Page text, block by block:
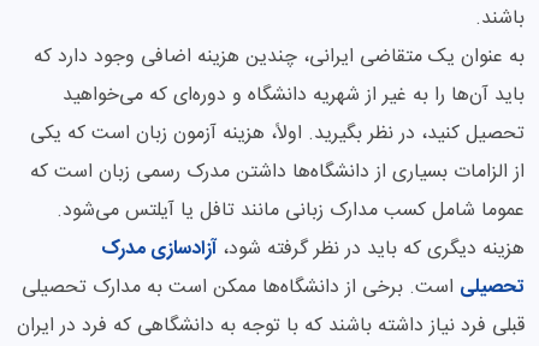
باشند.
به عنوان یک متقاضی ایرانی، چندین هزینه اضافی وجود دارد که
باید آن‌ها را به غیر از شهریه دانشگاه و دوره‌ای که می‌خواهید
تحصیل کنید، در نظر بگیرید. اولاً، هزینه آزمون زبان است که یکی
از الزامات بسیاری از دانشگاه‌ها داشتن مدرک رسمی زبان است که
عموما شامل کسب مدارک زبانی مانند تافل یا آیلتس می‌شود.
هزینه دیگری که باید در نظر گرفته شود،آزادسازی مدرک
تحصیلی است. برخی از دانشگاه‌ها ممکن است به مدارک تحصیلی
قبلی فرد نیاز داشته باشند که با توجه به دانشگاهی که فرد در ایران